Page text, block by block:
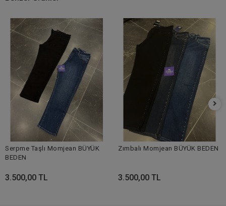
Serpme Taşlı Momjean BÜYÜK
BEDEN
3.500,00 TL
Zımbalı Momjean BÜYÜK BEDEN
3.500,00 TL